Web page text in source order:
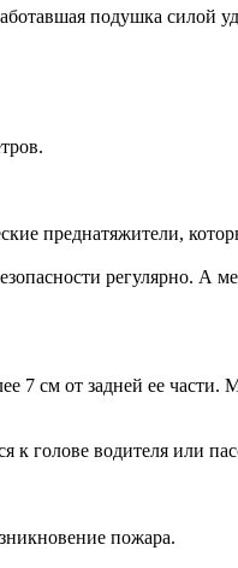
подушка силой
преднатяжители,
регулярно. А
7 см от задней ее части.
голове водителя или
пожара.